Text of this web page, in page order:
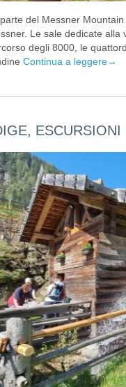
del Messner
Le sale dedicate
degli 8000, le
Continua a leggere→